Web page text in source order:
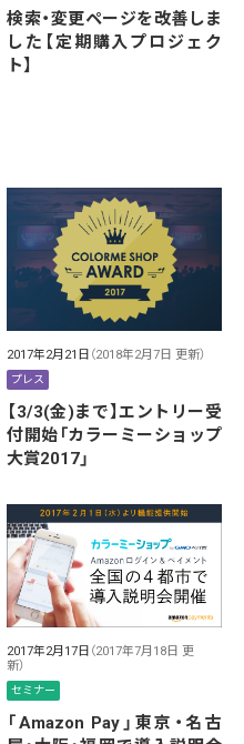
検索・変更ページを改善しま
した【定期購入プロジェク
ト】
2017年2月21日 （2018年2月7日 更新）
プレス
【3/3(金)まで】エントリー受
付開始「カラーミーショップ
大賞2017」
2017年2月17日 （2017年7月18日 更
新）
セミナー
「Amazon Pay」東京・名古